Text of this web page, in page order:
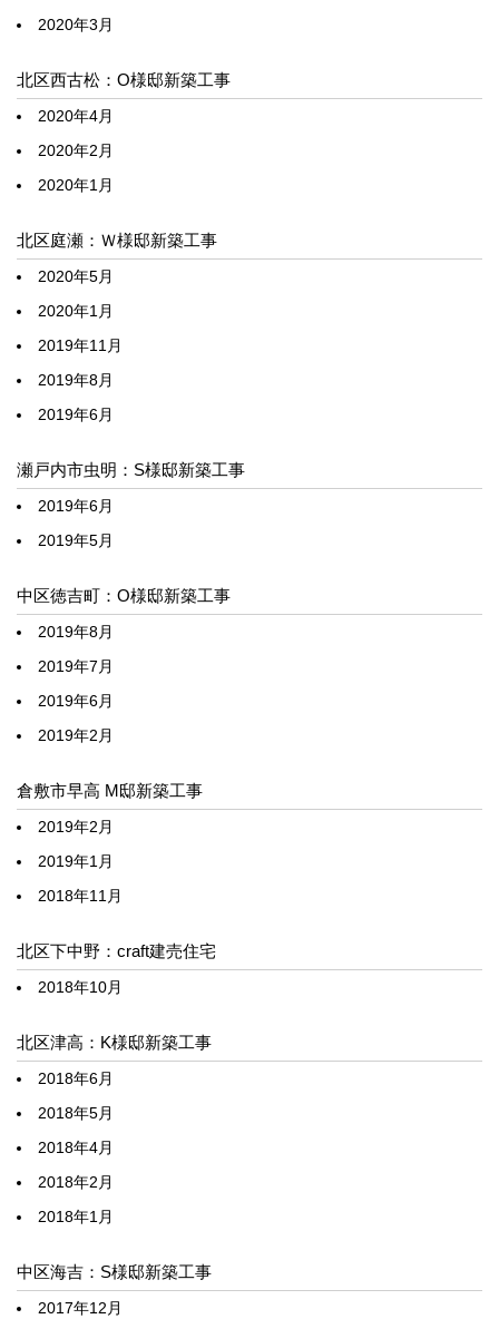
2020年3月
北区西古松：O様邸新築工事
2020年4月
2020年2月
2020年1月
北区庭瀬：Ｗ様邸新築工事
2020年5月
2020年1月
2019年11月
2019年8月
2019年6月
瀬戸内市虫明：S様邸新築工事
2019年6月
2019年5月
中区徳吉町：O様邸新築工事
2019年8月
2019年7月
2019年6月
2019年2月
倉敷市早高 M邸新築工事
2019年2月
2019年1月
2018年11月
北区下中野：craft建売住宅
2018年10月
北区津高：K様邸新築工事
2018年6月
2018年5月
2018年4月
2018年2月
2018年1月
中区海吉：S様邸新築工事
2017年12月